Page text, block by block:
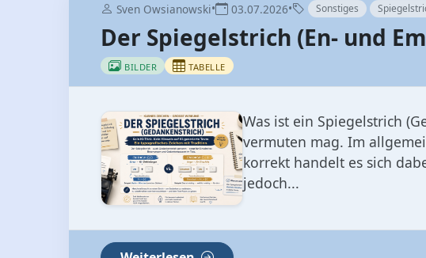
Sven Owsianowski• 03.07.2026• Sonstiges
Der Spiegelstrich (En- und
BILDER TABELLE
Was ist ein Spiegelstrich
vermuten mag. Im
korrekt handelt es sich
jedoch...